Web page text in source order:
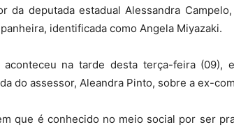
da deputada estadual Alessandra
identificada como Angela Miyazaki.
aconteceu na tarde desta terça-feira
do assessor, Aleandra Pinto, sobre a ex-
que é conhecido no meio social por ser